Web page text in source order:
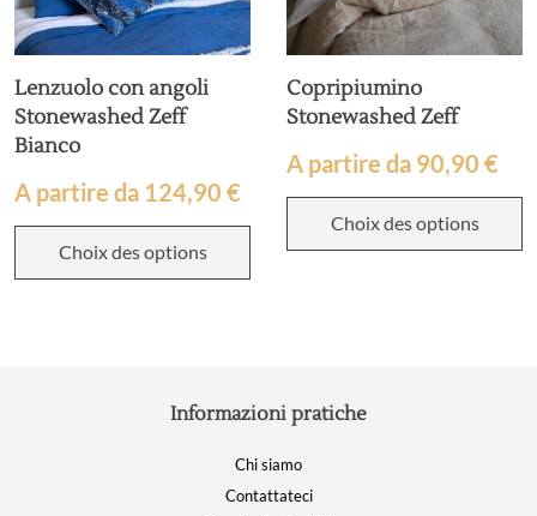
Lenzuolo con angoli
Stonewashed Zeff
Bianco
A partire da 124,90 €
Choix des options
Copripiumino
Stonewashed Zeff
A partire da 90,90 €
Choix des options
Informazioni pratiche
Chi siamo
Contattateci